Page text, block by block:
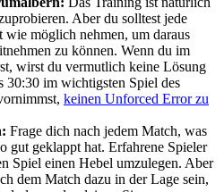
Aber du solltest jede
wie möglich nehmen, um daraus
zu können. Wenn du im
wirst du vermutlich keine Lösung
30:30 im wichtigsten Spiel des
keinen Unforced Error zu
Frage dich nach jedem Match, was
gut geklappt hat. Erfahrene Spieler
Spiel einen Hebel umzulegen. Aber
dem Match dazu in der Lage sein,